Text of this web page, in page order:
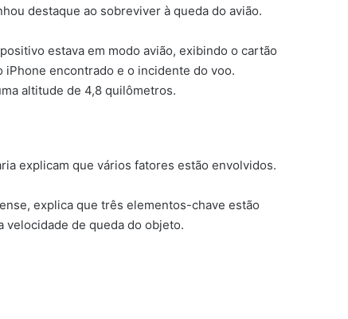
destaque ao sobreviver à queda do avião.
estava em modo avião, exibindo o cartão
encontrado e o incidente do voo.
altitude de 4,8 quilômetros.
explicam que vários fatores estão envolvidos.
explica que três elementos-chave estão
velocidade de queda do objeto.